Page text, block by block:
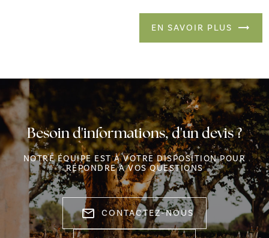
EN SAVOIR PLUS
Besoin d'informations, d'un devis ?
NOTRE ÉQUIPE EST À VOTRE DISPOSITION POUR
RÉPONDRE A VOS QUESTIONS
mail_outline CONTACTEZ-NOUS